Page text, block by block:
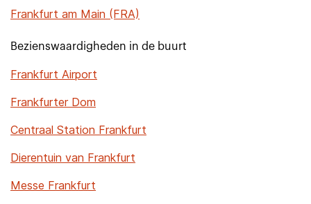
Frankfurt am Main (FRA)
Bezienswaardigheden in de buurt
Frankfurt Airport
Frankfurter Dom
Centraal Station Frankfurt
Dierentuin van Frankfurt
Messe Frankfurt